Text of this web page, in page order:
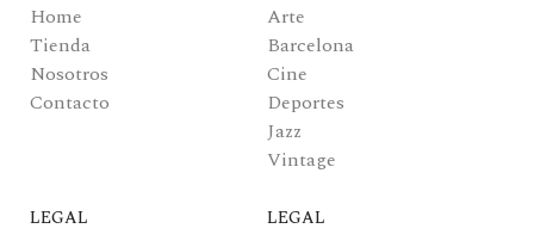
Home
Tienda
Nosotros
Contacto
Arte
Barcelona
Cine
Deportes
Jazz
Vintage
LEGAL LEGAL